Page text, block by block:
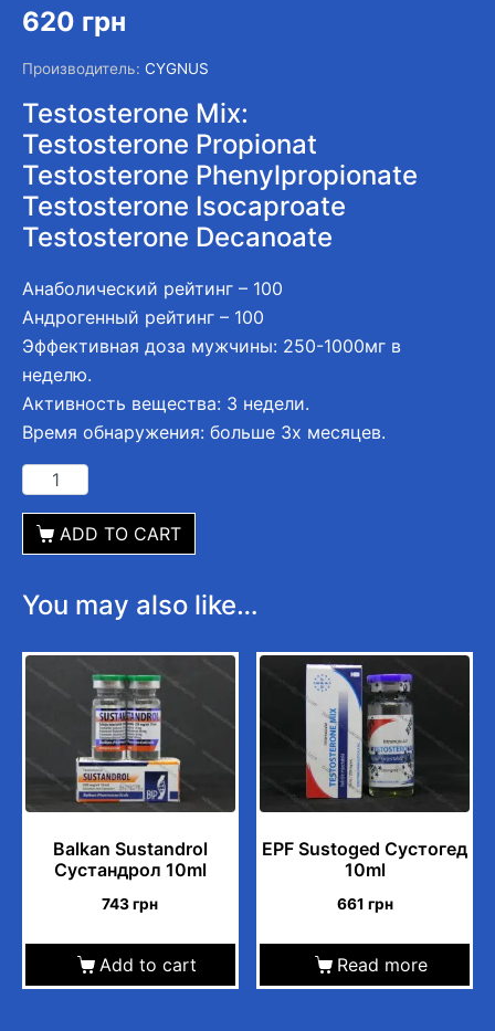
620 грн
Производитель: CYGNUS
Testosterone Mix:
Testosterone Propionat
Testosterone Phenylpropionate
Testosterone Isocaproate
Testosterone Decanoate
Анаболический рейтинг – 100
Андрогенный рейтинг – 100
Эффективная доза мужчины: 250-1000мг в
неделю.
Активность вещества: 3 недели.
Время обнаружения: больше 3х месяцев.
ADD TO CART
You may also like…
Balkan Sustandrol
Сустандрол 10ml
743грн
Add to cart
EPF Sustoged Сустогед
10ml
661 грн
Read more